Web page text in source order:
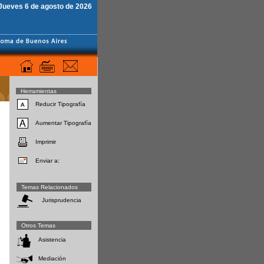
6 de agosto de 2026
Herramientas
Reducir Tipografía
Aumentar Tipografía
Imprimir
Enviar a:
Temas Relacionados
Jurisprudencia
Otros Temas
Asistencia
Mediación